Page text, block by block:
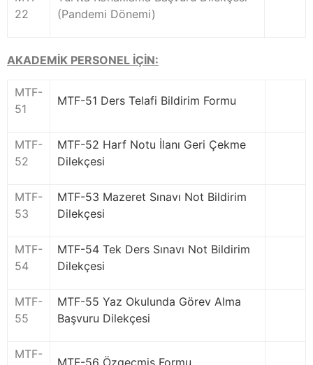
22
(Pandemi Dönemi)
AKADEMİK PERSONEL İÇİN:
MTF-
51
MTF-51 Ders Telafi Bildirim Formu
MTF-
52
MTF-52 Harf Notu İlanı Geri Çekme
Dilekçesi
MTF-
53
MTF-53 Mazeret Sınavı Not Bildirim
Dilekçesi
MTF-
54
MTF-54 Tek Ders Sınavı Not Bildirim
Dilekçesi
MTF-
55
MTF-55 Yaz Okulunda Görev Alma
Başvuru Dilekçesi
MTF-
MTF-56 Özgeçmiş Formu